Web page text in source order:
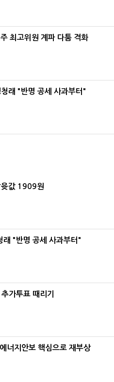
최고위원 계파 다툼 격화
래 "반명 공세 사과부터"
값 1909원
"반명 공세 사과부터"
가투표 때리기
너지안보 핵심으로 재부상